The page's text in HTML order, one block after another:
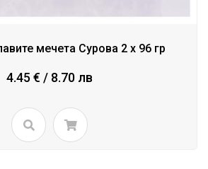
мечета Сурова 2 x 96 гр
4.45 € / 8.70 лв